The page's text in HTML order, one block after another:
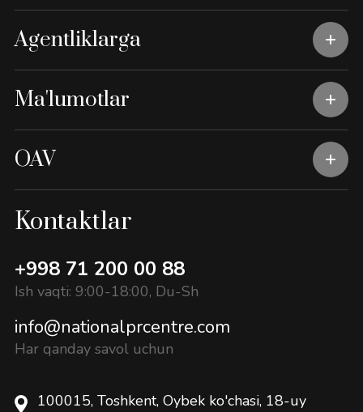
Agentliklarga
Ma'lumotlar
OAV
Kontaktlar
+998 71 200 00 88
Ish vaqti: 9:00-18:00, Du-Sh
info@nationalprcentre.com
Har qanday savol uchun
100015, Toshkent, Oybek ko'chasi, 18-uy